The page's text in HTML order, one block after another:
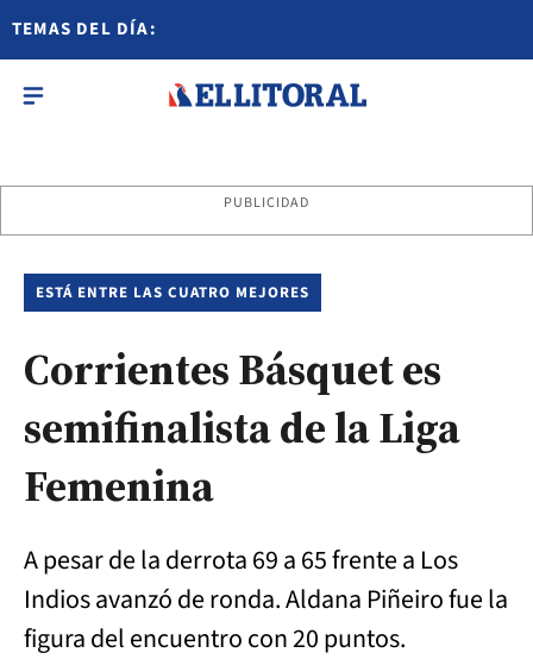
TEMAS DEL DÍA:
PUBLICIDAD
ESTÁ ENTRE LAS CUATRO MEJORES
Corrientes Básquet es
semifinalista de la Liga
Femenina
A pesar de la derrota 69 a 65 frente a Los
Indios avanzó de ronda. Aldana Piñeiro fue la
figura del encuentro con 20 puntos.